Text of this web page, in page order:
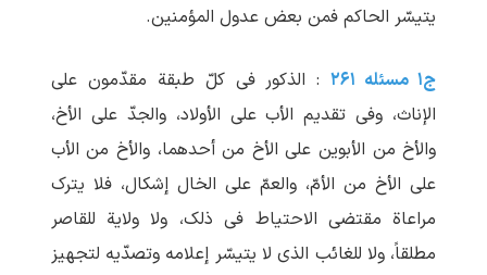
یتیسّر الحاکم فمن بعض عدول المؤمنین.
ج۱ مسئله ۲۶۱
: الذکور فی کلّ طبقة مقدّمون علی
الإناث، وفی تقدیم الأب علی الأولاد، والجدّ علی الأخ،
والأخ من الأبوین علی الأخ من أحدهما، والأخ من الأب
علی الأخ من الأمّ، والعمّ علی الخال إشکال، فلا یترک
مراعاة مقتضی الاحتیاط فی ذلک، ولا ولایة للقاصر
مطلقاً، ولا للغائب الذی لا یتیسّر إعلامه وتصدّیه لتجهیز